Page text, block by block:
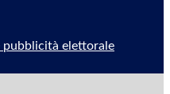
pubblicità elettorale